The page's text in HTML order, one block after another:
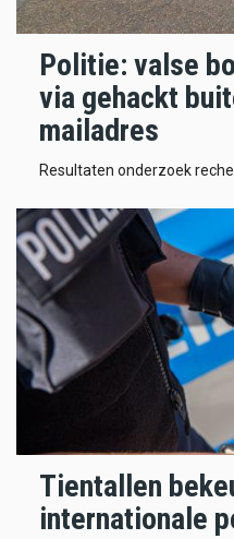
Politie: valse
via gehackt
mailadres
Resultaten onderzoek
Tientallen
internationale